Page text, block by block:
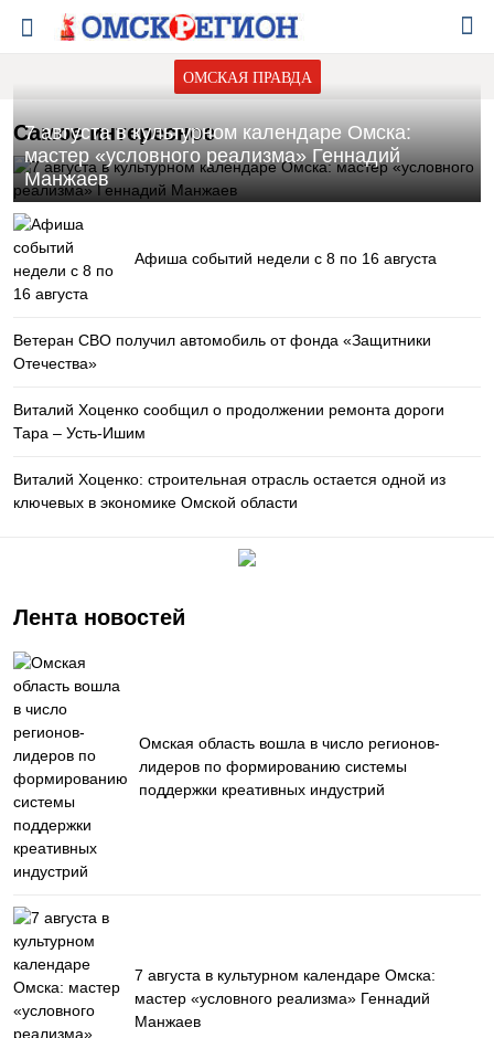
ОМСКАЯ ПРАВДА
Самое интересное
7 августа в культурном календаре Омска:
мастер «условного реализма» Геннадий
Манжаев
Афиша событий недели с 8 по 16 августа
Ветеран СВО получил автомобиль от фонда «Защитники
Отечества»
Виталий Хоценко сообщил о продолжении ремонта дороги
Тара – Усть-Ишим
Виталий Хоценко: строительная отрасль остается одной из
ключевых в экономике Омской области
Лента новостей
Омская область вошла в число регионов-
лидеров по формированию системы
поддержки креативных индустрий
7 августа в культурном календаре Омска:
мастер «условного реализма» Геннадий
Манжаев